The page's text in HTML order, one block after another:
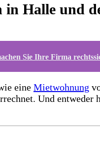
Halle und
Sie Ihre Firma
eine Mietwohnung
Und